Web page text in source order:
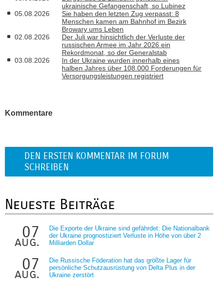
ukrainische Gefangenschaft, so Lubinez
05.08.2026
Sie haben den letzten Zug verpasst: 8
Menschen kamen am Bahnhof im Bezirk
Browary ums Leben
02.08.2026
Der Juli war hinsichtlich der Verluste der
russischen Armee im Jahr 2026 ein
Rekordmonat, so der Generalstab
03.08.2026
In der Ukraine wurden innerhalb eines
halben Jahres über 108.000 Forderungen für
Versorgungsleistungen registriert
Kommentare
DEN ERSTEN KOMMENTAR IM FORUM
SCHREIBEN
Neueste Beiträge
07
aug.
Die Exporte der Ukraine sind gefährdet: Die Nationalbank
der Ukraine prognostiziert Verluste in Höhe von über 2
Milliarden Dollar
07
aug.
Die Russische Föderation hat das größte Lager für
persönliche Schutzausrüstung von Delta Plus in der
Ukraine zerstört